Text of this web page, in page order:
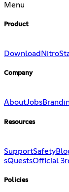
Menu
Product
Download Nitro
Company
AboutJobs
Resources
SupportSafety
sQuestsOfficial
Policies